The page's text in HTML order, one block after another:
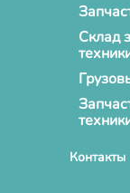
Склад
Контакты